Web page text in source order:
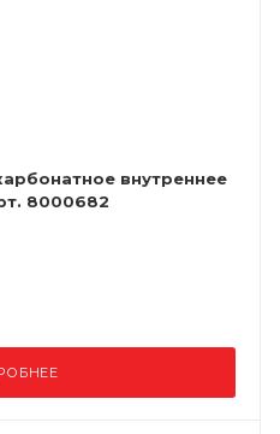
внутреннее
8000682